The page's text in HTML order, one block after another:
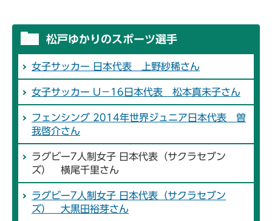
松戸ゆかりのスポーツ選手
女子サッカー 日本代表 上野紗稀さん
女子サッカー U－16日本代表 松本真未子さん
フェンシング 2014年世界ジュニア日本代表 曽
我啓介さん
ラグビー7人制女子 日本代表（サクラセブン
ズ） 横尾千里さん
ラグビー7人制女子 日本代表（サクラセブン
ズ） 大黒田裕芽さん